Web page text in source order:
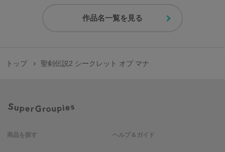
作品名一覧を見る
トップ 聖剣伝説2 シークレット オブ マナ
商品を探す ヘルプ＆ガイド